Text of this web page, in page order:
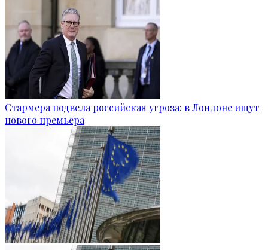
Стармера подвела российская угроза: в Лондоне ищут
нового премьера